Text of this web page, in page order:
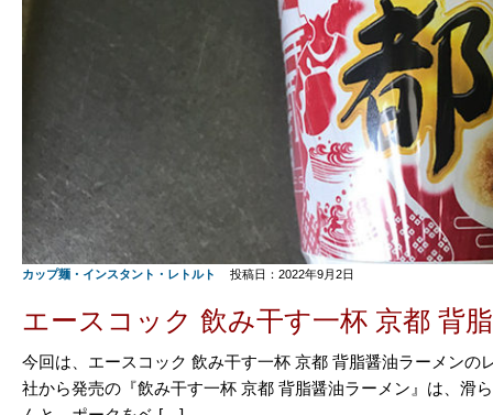
カップ麺・インスタント・レトルト 投稿日：2022年9月2日
エースコック 飲み干す一杯 京都 背
今回は、エースコック 飲み干す一杯 京都 背脂醤油ラーメンの
社から発売の『飲み干す一杯 京都 背脂醤油ラーメン』は、滑